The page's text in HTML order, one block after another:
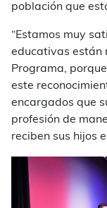
población que
“Estamos muy
educativas están
Programa,
este
encargados que
profesión de
reciben sus hijos